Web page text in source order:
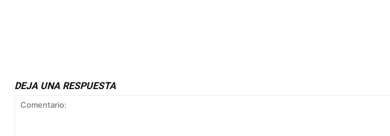
DEJA UNA RESPUESTA